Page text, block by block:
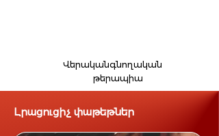
Վերականգնողական
թերապիա
Լրացուցիչ փաթեթներ